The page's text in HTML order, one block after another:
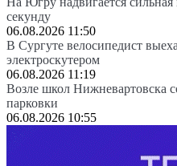
секунду
06.08.2026 11:50
В Сургуте велосипедист
электроскутером
06.08.2026 11:19
Возле школ Нижневартовска
парковки
06.08.2026 10:55